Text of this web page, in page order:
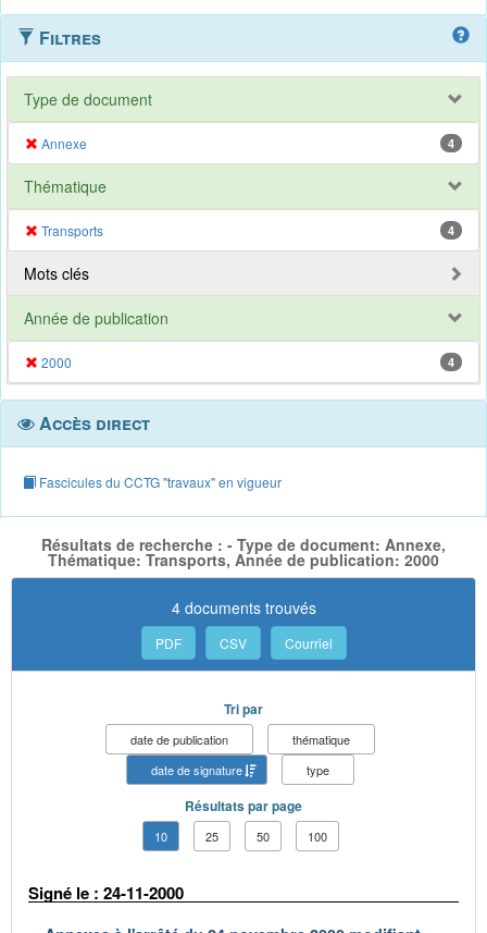
Filtres
Type de document
Annexe 4
Thématique
Transports 4
Mots clés
Année de publication
2000 4
Accès direct
Fascicules du CCTG "travaux" en vigueur
Résultats de recherche : - Type de document: Annexe,
Thématique: Transports, Année de publication: 2000
4 documents trouvés
PDF CSV Courriel
Tri par
date de publication
thématique
date de signature
type
Résultats par page
10 25 50 100
Signé le : 24-11-2000